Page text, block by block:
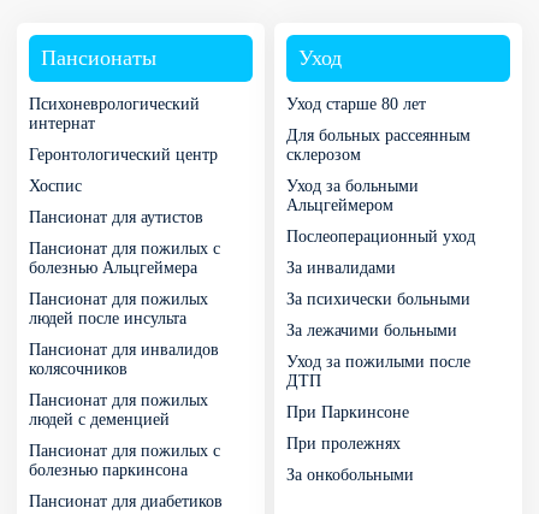
Пансионаты
Психоневрологический
интернат
Геронтологический центр
Хоспис
Пансионат для аутистов
Пансионат для пожилых с
болезнью Альцгеймера
Пансионат для пожилых
людей после инсульта
Пансионат для инвалидов
колясочников
Пансионат для пожилых
людей с деменцией
Пансионат для пожилых с
болезнью паркинсона
Пансионат для диабетиков
Уход
Уход старше 80 лет
Для больных рассеянным
склерозом
Уход за больными
Альцгеймером
Послеоперационный уход
За инвалидами
За психически больными
За лежачими больными
Уход за пожилыми после
ДТП
При Паркинсоне
При пролежнях
За онкобольными